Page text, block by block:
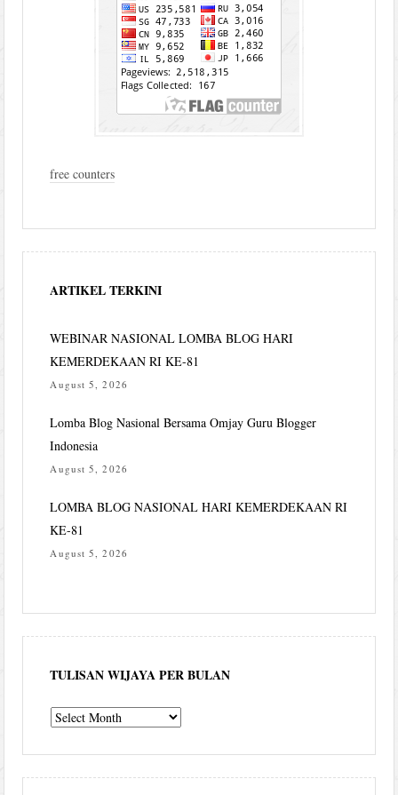
free counters
ARTIKEL TERKINI
WEBINAR NASIONAL LOMBA BLOG HARI
KEMERDEKAAN RI KE-81
August 5, 2026
Lomba Blog Nasional Bersama Omjay Guru Blogger
Indonesia
August 5, 2026
LOMBA BLOG NASIONAL HARI KEMERDEKAAN RI
KE-81
August 5, 2026
TULISAN WIJAYA PER BULAN
Tulisan
per
bulan